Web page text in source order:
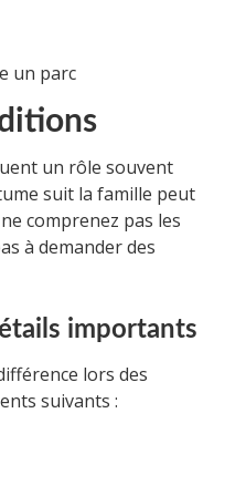
un parc
un rôle souvent
suit la famille peut
comprenez pas les
à demander des
importants
lors des
suivants :